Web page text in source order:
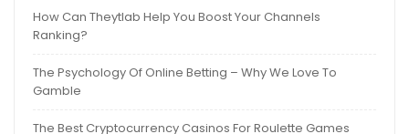
How Can Theytlab Help You Boost Your Channels
Ranking?
The Psychology Of Online Betting – Why We Love To
Gamble
The Best Cryptocurrency Casinos For Roulette Games